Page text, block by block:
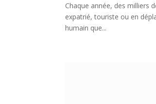
Chaque année, des milliers
expatrié, touriste ou en
humain que...